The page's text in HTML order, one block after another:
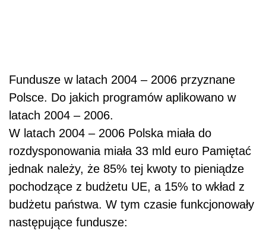
Fundusze w latach 2004 – 2006 przyznane
Polsce. Do jakich programów aplikowano w
latach 2004 – 2006.
W latach 2004 – 2006 Polska miała do
rozdysponowania miała 33 mld euro Pamiętać
jednak należy, że 85% tej kwoty to pieniądze
pochodzące z budżetu UE, a 15% to wkład z
budżetu państwa. W tym czasie funkcjonowały
następujące fundusze: